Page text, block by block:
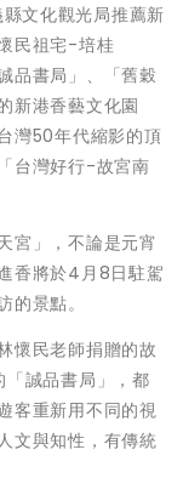
文化觀光局推薦新
民祖宅-培桂
品書局」、「舊穀
新港香藝文化園
灣50年代縮影的頂
台灣好行-故宮南
宮」，不論是元宵
香將於4月8日駐駕
景點。
懷民老師捐贈的故
誠品書局」，都
客重新用不同的視
文與知性，有傳統